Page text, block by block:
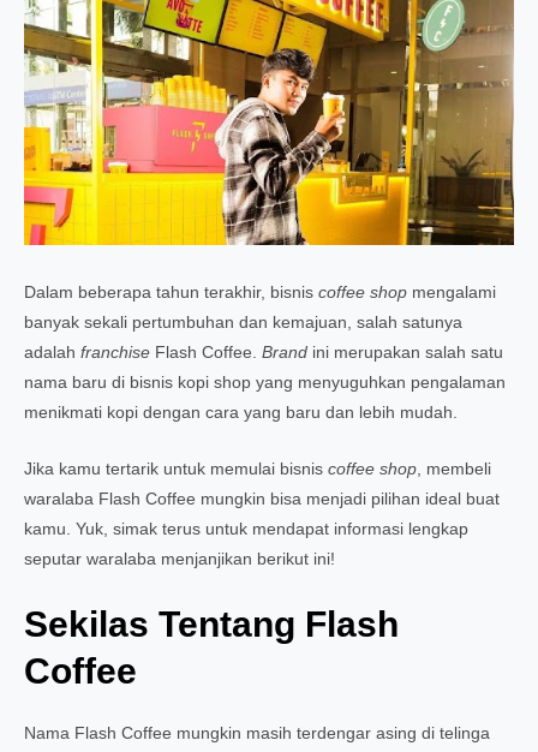
Dalam beberapa tahun terakhir, bisnis coffee shop mengalami
banyak sekali pertumbuhan dan kemajuan, salah satunya
adalah franchise Flash Coffee. Brand ini merupakan salah satu
nama baru di bisnis kopi shop yang menyuguhkan pengalaman
menikmati kopi dengan cara yang baru dan lebih mudah.
Jika kamu tertarik untuk memulai bisnis coffee shop , membeli
waralaba Flash Coffee mungkin bisa menjadi pilihan ideal buat
kamu. Yuk, simak terus untuk mendapat informasi lengkap
seputar waralaba menjanjikan berikut ini!
Sekilas Tentang Flash
Coffee
Nama Flash Coffee mungkin masih terdengar asing di telinga